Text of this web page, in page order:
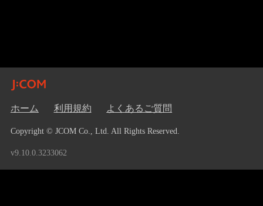
ホーム 利用規約 よくあるご質問
Copyright © JCOM Co., Ltd. All Rights Reserved.
v9.10.0.3233062